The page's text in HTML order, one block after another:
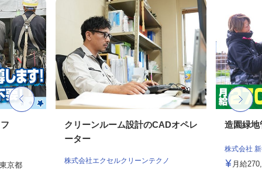
京都
クリーンルーム設計のCADオペレ
ーター
株式会社エクセルクリーンテクノ
造園緑地
株式会社
月給